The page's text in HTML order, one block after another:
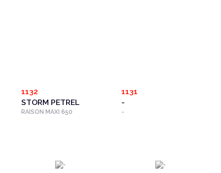
1132
STORM PETREL
RAISON MAXI 650
1131
-
-